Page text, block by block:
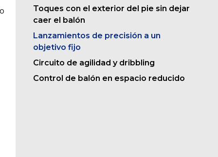
Toques con el exterior del pie sin dejar
caer el balón
Lanzamientos de precisión a un
objetivo fijo
Circuito de agilidad y dribbling
Control de balón en espacio reducido